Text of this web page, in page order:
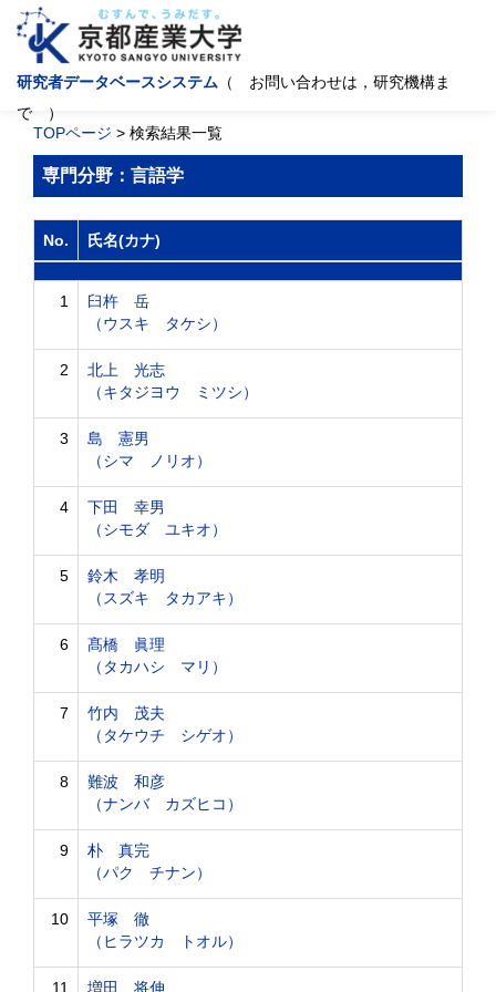
研究者データベースシステム （ お問い合わせは，研究機構ま
で ）
TOPページ > 検索結果一覧
専門分野：言語学
No. 氏名(カナ)
1
臼杵 岳
（ウスキ タケシ）
2
北上 光志
（キタジヨウ ミツシ）
3
島 憲男
（シマ ノリオ）
4
下田 幸男
（シモダ ユキオ）
5
鈴木 孝明
（スズキ タカアキ）
6
髙橋 眞理
（タカハシ マリ）
7
竹内 茂夫
（タケウチ シゲオ）
8
難波 和彦
（ナンバ カズヒコ）
9
朴 真完
（パク チナン）
10
平塚 徹
（ヒラツカ トオル）
11 増田 将伸